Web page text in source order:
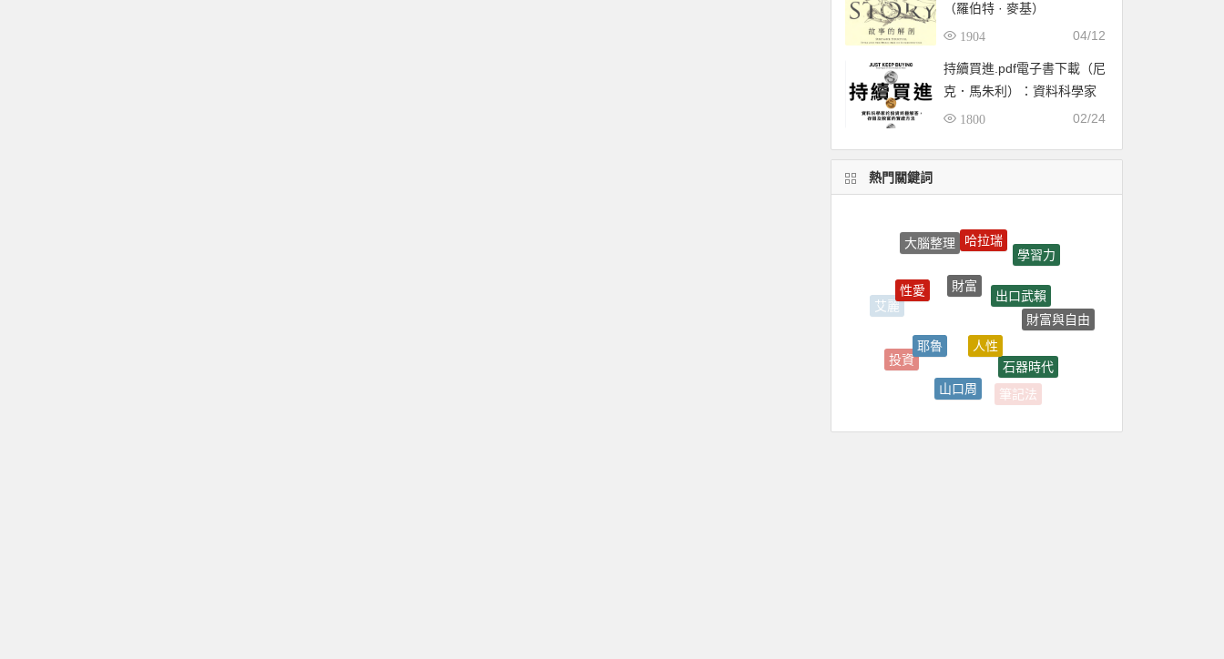
（羅伯特 · 麥基）
1904 04/12
持續買進.pdf電子書下載（尼
克．馬朱利）：資料科學家
的投資終極解答，存錢及致
1800 02/24
熱門關鍵詞
大腦整理
哈拉瑞
學習力
艾麗
性愛 出口武賴
財富與自由
投資
石器時代
筆記法
習慣
山口周